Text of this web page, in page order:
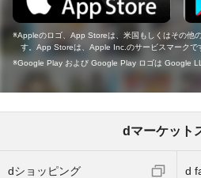
Appleのロゴ、App Storeは、米国もしくはその他
す。App Storeは、Apple Inc.のサービスマークで
Google Play および Google Play ロゴは Google
dマーケット
dショッピング d